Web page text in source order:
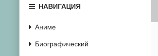
НАВИГАЦИЯ
Аниме
Биографический